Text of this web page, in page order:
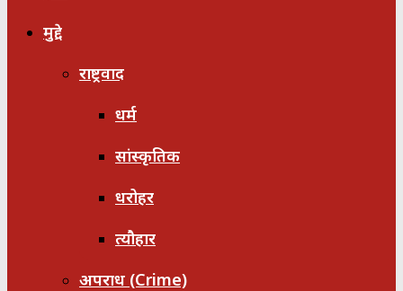
मुद्दे
राष्ट्रवाद
धर्म
सांस्कृतिक
धरोहर
त्यौहार
अपराध (Crime)